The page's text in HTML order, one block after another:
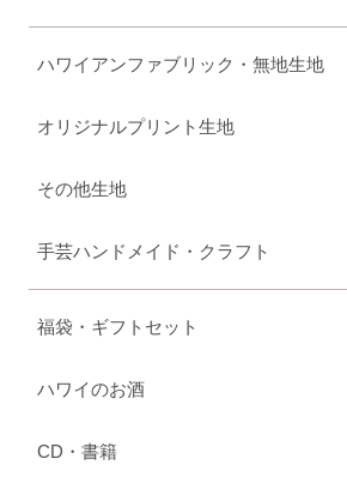
ハワイアンファブリック・無地生地
オリジナルプリント生地
その他生地
手芸ハンドメイド・クラフト
福袋・ギフトセット
ハワイのお酒
CD・書籍